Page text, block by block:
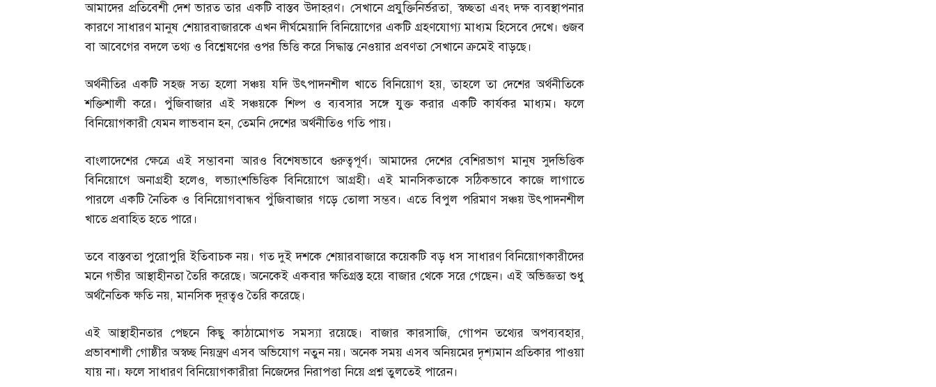
আমাদের প্রতিবেশী দেশ ভারত তার একটি বাস্তব উদাহরণ। সেখানে প্রযুক্তিনির্ভরতা,স্বচ্ছতা এবং দক্ষ ব্যবস্থাপনার
কারণে সাধারণ মানুষ শেয়ারবাজারকে এখন দীর্ঘমেয়াদি বিনিয়োগের একটি গ্রহণযোগ্য মাধ্যম হিসেবে দেখে। গুজব
বা আবেগের বদলে তথ্য ও বিশ্লেষণের ওপর ভিত্তি করে সিদ্ধান্ত নেওয়ার প্রবণতা সেখানে ক্রমেই বাড়ছে।
অর্থনীতির একটি সহজ সত্য হলো সঞ্চয় যদি উৎপাদনশীল খাতে বিনিয়োগ হয়,তাহলে তা দেশের অর্থনীতিকে
শক্তিশালী করে। পুঁজিবাজার এই সঞ্চয়কে শিল্প ও ব্যবসার সঙ্গে যুক্ত করার একটি কার্যকর মাধ্যম। ফলে
বিনিয়োগকারী যেমন লাভবান হন, তেমনি দেশের অর্থনীতিও গতি পায়।
বাংলাদেশের ক্ষেত্রে এই সম্ভাবনা আরও বিশেষভাবে গুরুত্বপূর্ণ। আমাদের দেশের বেশিরভাগ মানুষ সুদভিত্তিক
বিনিয়োগে অনাগ্রহী হলেও,লভ্যাংশভিত্তিক বিনিয়োগে আগ্রহী। এই মানসিকতাকে সঠিকভাবে কাজে লাগাতে
পারলে একটি নৈতিক ও বিনিয়োগবান্ধব পুঁজিবাজার গড়ে তোলা সম্ভব। এতে বিপুল পরিমাণ সঞ্চয় উৎপাদনশীল
খাতে প্রবাহিত হতে পারে।
তবে বাস্তবতা পুরোপুরি ইতিবাচক নয়। গত দুই দশকে শেয়ারবাজারে কয়েকটি বড় ধস সাধারণ বিনিয়োগকারীদের
মনে গভীর আস্থাহীনতা তৈরি করেছে। অনেকেই একবার ক্ষতিগ্রস্ত হয়ে বাজার থেকে সরে গেছেন। এই অভিজ্ঞতা শুধু
অর্থনৈতিক ক্ষতি নয়,মানসিক দূরত্বও তৈরি করেছে।
এই আস্থাহীনতার পেছনে কিছু কাঠামোগত সমস্যা রয়েছে। বাজার কারসাজি,গোপন তথ্যের অপব্যবহার,
প্রভাবশালী গোষ্ঠীর অস্বচ্ছ নিয়ন্ত্রণ এসব অভিযোগ নতুন নয়। অনেক সময় এসব অনিয়মের দৃশ্যমান প্রতিকার পাওয়া
যায় না। ফলে সাধারণ বিনিয়োগকারীরা নিজেদের নিরাপত্তা নিয়ে প্রশ্ন তুলতেই পারেন।